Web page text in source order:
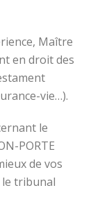
Maître
en droit des
vie…).
le
PORTE
de vos
tribunal